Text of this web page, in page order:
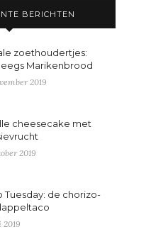
BERICHTEN
zoethoudertjes:
Marikenbrood
2019
cheesecake met
2019
Tuesday: de chorizo-